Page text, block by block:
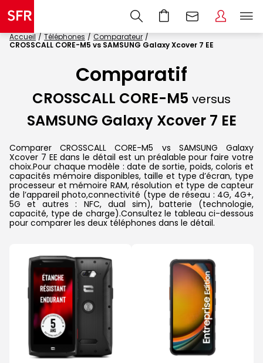
Accueil Téléphones
Comparateur
CROSSCALL CORE-M5 vs SAMSUNG Galaxy Xcover 7 EE
Comparatif
CROSSCALL CORE-M5 versus
SAMSUNG Galaxy Xcover 7 EE
Comparer CROSSCALL CORE-M5 vs SAMSUNG Galaxy
Xcover 7 EE dans le détail est un préalable pour faire votre
choix.Pour chaque modèle : date de sortie, poids, coloris et
capacités mémoire disponibles, taille et type d’écran, type
processeur et mémoire RAM, résolution et type de capteur
de l’appareil photo,connectivité (type de réseau : 4G, 4G+,
5G et autres : NFC, dual sim), batterie (technologie,
capacité, type de charge).Consultez le tableau ci-dessous
pour comparer les deux téléphones dans le détail.